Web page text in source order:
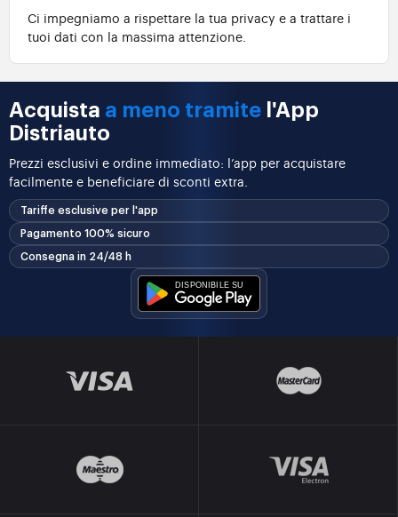
Ci impegniamo a rispettare la tua privacy e a trattare i
tuoi dati con la massima attenzione.
Acquista a meno tramite l'App
Distriauto
Prezzi esclusivi e ordine immediato: l’app per acquistare
facilmente e beneficiare di sconti extra.
Tariffe esclusive per l'app
Pagamento 100% sicuro
Consegna in 24/48 h